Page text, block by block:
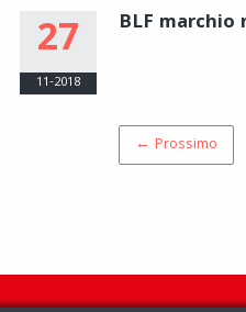
27
11-2018
BLF marchio
← Prossimo